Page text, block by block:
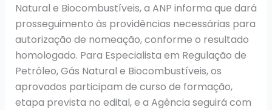
Natural e Biocombustíveis, a ANP informa que dará
prosseguimento às providências necessárias para
autorização de nomeação, conforme o resultado
homologado. Para Especialista em Regulação de
Petróleo, Gás Natural e Biocombustíveis, os
aprovados participam de curso de formação,
etapa prevista no edital, e a Agência seguirá com